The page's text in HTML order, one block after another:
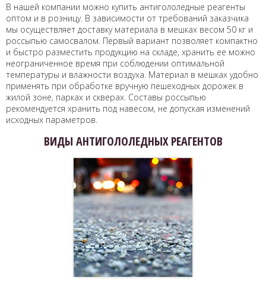
В нашей компании можно купить антигололедные реагенты
оптом и в розницу. В зависимости от требований заказчика
мы осуществляет доставку материала в мешках весом 50 кг и
россыпью самосвалом. Первый вариант позволяет компактно
и быстро разместить продукцию на складе, хранить ее можно
неограниченное время при соблюдении оптимальной
температуры и влажности воздуха. Материал в мешках удобно
применять при обработке вручную пешеходных дорожек в
жилой зоне, парках и скверах. Составы россыпью
рекомендуется хранить под навесом, не допуская изменений
исходных параметров.
ВИДЫ АНТИГОЛОЛЕДНЫХ РЕАГЕНТОВ